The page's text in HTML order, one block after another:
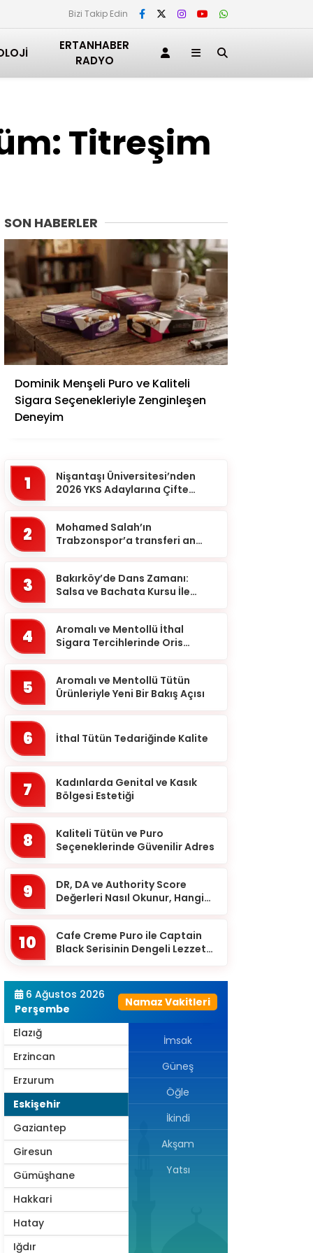
Bizi Takip Edin
ERTANHABER
RADYO
Titreşim
SON HABERLER
Dominik Menşeli Puro ve Kaliteli
Sigara Seçenekleriyle Zenginleşen
Deneyim
1
Nişantaşı Üniversitesi’nden
2026 YKS Adaylarına Çifte
2
Mohamed Salah’ın
Trabzonspor’a transferi an
3
Bakırköy’de Dans Zamanı:
Salsa ve Bachata Kursu İle
4
Aromalı ve Mentollü İthal
Sigara Tercihlerinde Oris
5
Aromalı ve Mentollü Tütün
Ürünleriyle Yeni Bir Bakış Açısı
6 İthal Tütün Tedariğinde Kalite
7
Kadınlarda Genital ve Kasık
Bölgesi Estetiği
8
Kaliteli Tütün ve Puro
Seçeneklerinde Güvenilir Adres
9
DR, DA ve Authority Score
Değerleri Nasıl Okunur, Hangi
10
Cafe Creme Puro ile Captain
Black Serisinin Dengeli Lezzet
6 Ağustos 2026
Perşembe
Namaz Vakitleri
Adana
Adıyaman
Afyonkarahisar
Aksaray
Amasya
Antalya
Artvin
Aydın
Balıkesir
Bartın
Batman
Bayburt
Bilecik
Bingöl
Bitlis
Bolu
Bursa
Çankırı
Denizli
Diyarbakır
Düzce
Edirne
Elazığ
Erzincan
Erzurum
Eskişehir
Gaziantep
Giresun
Gümüşhane
Hakkari
Hatay
Iğdır
İmsak
Güneş
Öğle
İkindi
Akşam
Yatsı